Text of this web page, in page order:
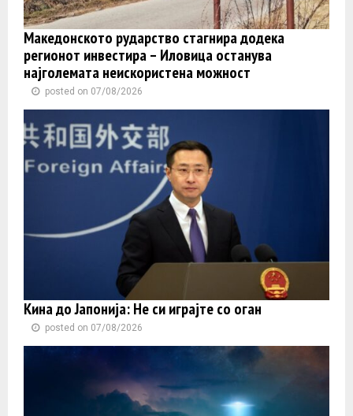
Македонското рударство стагнира додека
регионот инвестира – Иловица останува
најголемата неискористена можност
posted on 07/08/2026
Кина до Јапонија: Не си играјте со оган
posted on 07/08/2026